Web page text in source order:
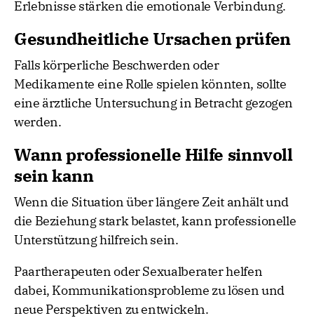
Erlebnisse stärken die emotionale Verbindung.
Gesundheitliche Ursachen prüfen
Falls körperliche Beschwerden oder
Medikamente eine Rolle spielen könnten, sollte
eine ärztliche Untersuchung in Betracht gezogen
werden.
Wann professionelle Hilfe sinnvoll
sein kann
Wenn die Situation über längere Zeit anhält und
die Beziehung stark belastet, kann professionelle
Unterstützung hilfreich sein.
Paartherapeuten oder Sexualberater helfen
dabei, Kommunikationsprobleme zu lösen und
neue Perspektiven zu entwickeln.